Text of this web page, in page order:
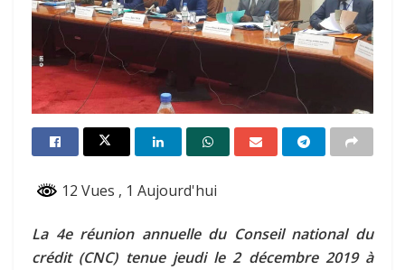
12 Vues , 1 Aujourd'hui
La 4e réunion annuelle du Conseil national du
crédit (CNC) tenue jeudi le 2 décembre 2019 à